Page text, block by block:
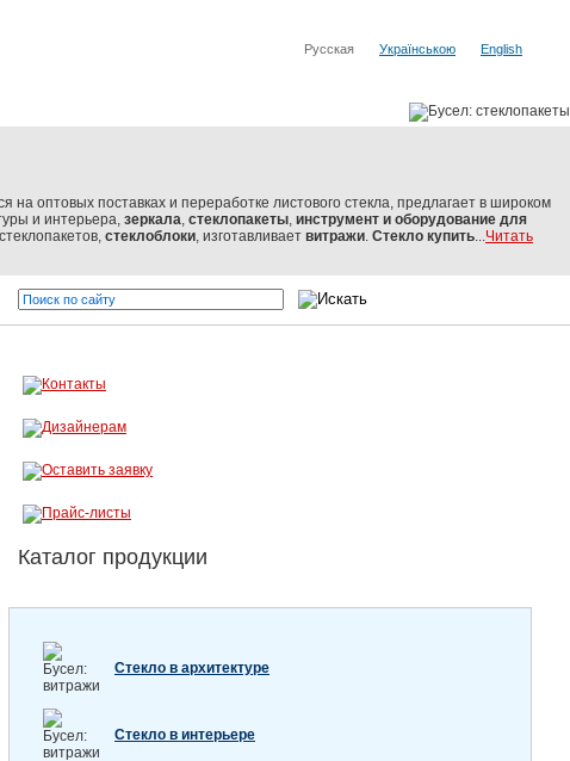
Русская Українською English
на оптовых поставках и переработке листового стекла, предлагает в широком
и интерьера, зеркала, стеклопакеты, инструмент и оборудование для
стеклоблоки, изготавливает витражи. Стекло купить...Читать
от мировых производителей Бусел - резка стекла, обработка
Каталог продукции
Стекло в архитектуре
Стекло в интерьере